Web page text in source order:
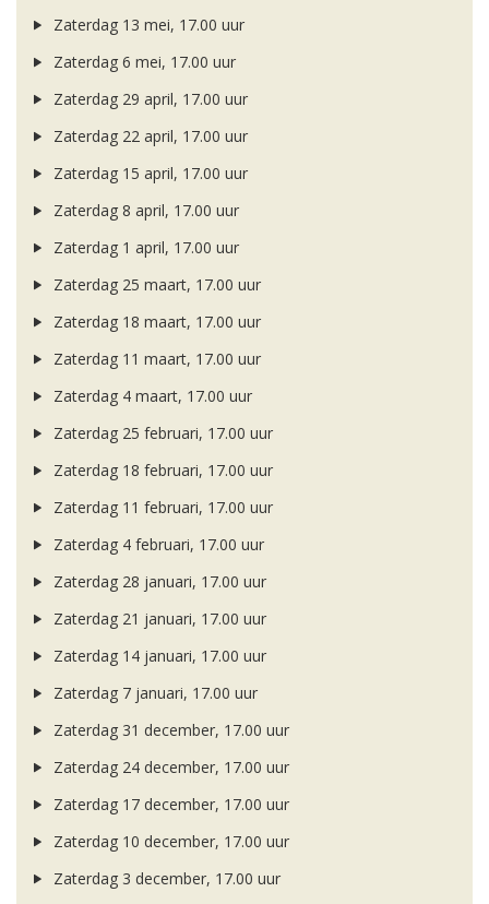
Zaterdag 13 mei, 17.00 uur
Zaterdag 6 mei, 17.00 uur
Zaterdag 29 april, 17.00 uur
Zaterdag 22 april, 17.00 uur
Zaterdag 15 april, 17.00 uur
Zaterdag 8 april, 17.00 uur
Zaterdag 1 april, 17.00 uur
Zaterdag 25 maart, 17.00 uur
Zaterdag 18 maart, 17.00 uur
Zaterdag 11 maart, 17.00 uur
Zaterdag 4 maart, 17.00 uur
Zaterdag 25 februari, 17.00 uur
Zaterdag 18 februari, 17.00 uur
Zaterdag 11 februari, 17.00 uur
Zaterdag 4 februari, 17.00 uur
Zaterdag 28 januari, 17.00 uur
Zaterdag 21 januari, 17.00 uur
Zaterdag 14 januari, 17.00 uur
Zaterdag 7 januari, 17.00 uur
Zaterdag 31 december, 17.00 uur
Zaterdag 24 december, 17.00 uur
Zaterdag 17 december, 17.00 uur
Zaterdag 10 december, 17.00 uur
Zaterdag 3 december, 17.00 uur